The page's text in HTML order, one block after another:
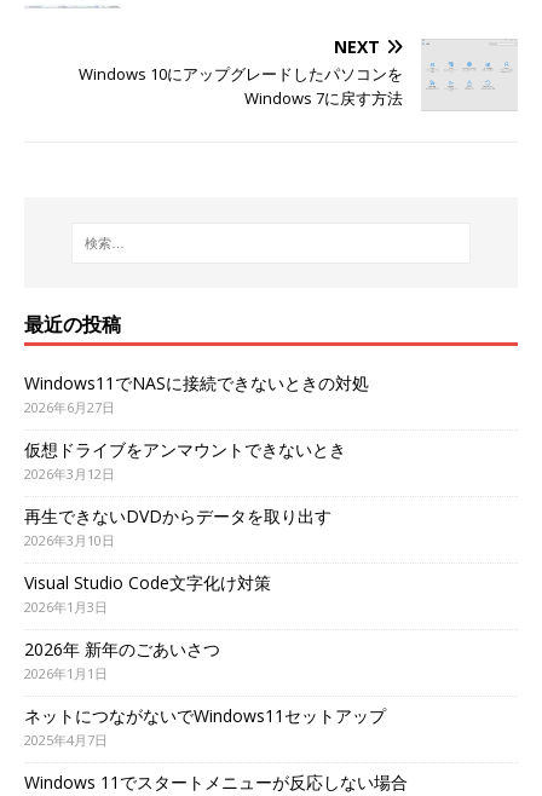
NEXT
Windows 10にアップグレードしたパソコンを
Windows 7に戻す方法
最近の投稿
Windows11でNASに接続できないときの対処
2026年6月27日
仮想ドライブをアンマウントできないとき
2026年3月12日
再生できないDVDからデータを取り出す
2026年3月10日
Visual Studio Code文字化け対策
2026年1月3日
2026年 新年のごあいさつ
2026年1月1日
ネットにつながないでWindows11セットアップ
2025年4月7日
Windows 11でスタートメニューが反応しない場合